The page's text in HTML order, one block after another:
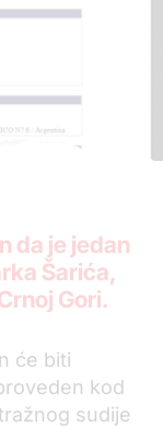
da je jedan
Šarića,
Gori.
će biti
kod
sudije